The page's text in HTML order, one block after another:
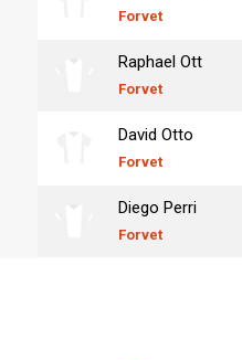
Forvet
Raphael Ott
Forvet
David Otto
Forvet
Diego Perri
Forvet